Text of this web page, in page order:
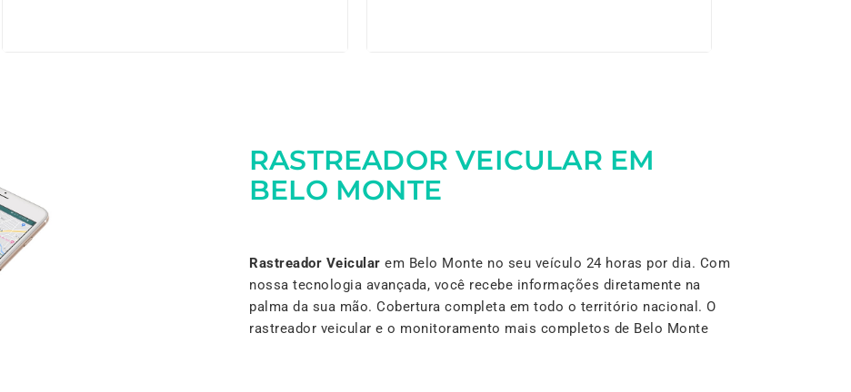
RASTREADOR VEICULAR EM
BELO MONTE
Rastreador Veicular em Belo Monte no seu veículo 24 horas por dia. Com
nossa tecnologia avançada, você recebe informações diretamente na
palma da sua mão. Cobertura completa em todo o território nacional. O
rastreador veicular e o monitoramento mais completos de Belo Monte